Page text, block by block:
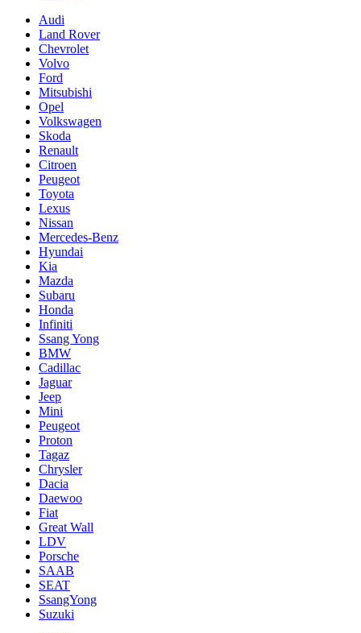
Audi
Land Rover
Chevrolet
Volvo
Ford
Mitsubishi
Opel
Volkswagen
Skoda
Renault
Citroen
Peugeot
Toyota
Lexus
Nissan
Mercedes-Benz
Hyundai
Kia
Mazda
Subaru
Honda
Infiniti
Ssang Yong
BMW
Cadillac
Jaguar
Jeep
Mini
Pеugеоt
Proton
Tagaz
Chrysler
Dacia
Daewoo
Fiat
Great Wall
LDV
Porsche
SAAB
SEAT
SsangYong
Suzuki